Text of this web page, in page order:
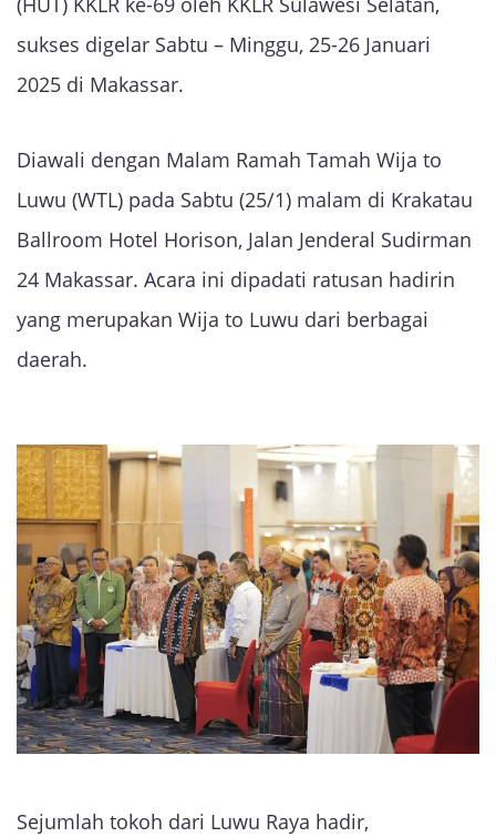
sukses digelar Sabtu – Minggu, 25-26 Januari
2025 di Makassar.
Diawali dengan Malam Ramah Tamah Wija to
Luwu (WTL) pada Sabtu (25/1) malam di Krakatau
Ballroom Hotel Horison, Jalan Jenderal Sudirman
24 Makassar. Acara ini dipadati ratusan hadirin
yang merupakan Wija to Luwu dari berbagai
daerah.
Sejumlah tokoh dari Luwu Raya hadir,